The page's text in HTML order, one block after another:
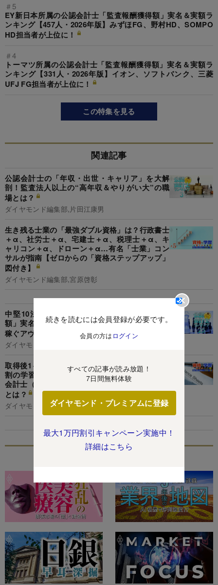
続きを読むには会員登録が必要です。
会員の方は ログイン
すべての記事が読み放題！
7日間無料体験
ダイヤモンド・プレミアムに登録
最大1万円割引キャンペーン実施中！
詳細はこちら
＃5
EY新日本所属の公認会計士「監査報酬獲得額」実名＆実額ラ
ンキング【457人・2026年版】みずほFG、野村HD、SOMPO
HD担当者が上位に！
＃4
トーマツ所属の公認会計士「監査報酬獲得額」実名＆実額ラ
ンキング【331人・2026年版】イオン、ソフトバンク、三菱
UFJ FG担当者が上位に！
この特集を見る
関連記事
公認会計士の「年収・出世・キャリア」を大解
剖！監査法人以上の“高年収＆やりがい大”の職
場とは？
ダイヤモンド編集部,片田江康男
生き残る士業の「最強ダブル資格」は？行政書士
＋α、社労士＋α、宅建士＋α、税理士＋α、キ
ャリコン＋α、ドローン＋α…有名「士業」コン
サルが指南【ゼロからの「資格ステップアップ」
図付き】
ダイヤモンド編集部,宮原啓彰
中堅10法人所属の公認会計士「監査報酬獲得
額」実名＆実額ランキング【192人】準大手より
稼ぐアヴァンティアの3人とは？
ダイヤモンド編集部,片田江康男
取得後1～3年で年収1000万円超！公認会計士の4
割の学習時間で50％超が合格できる「米国公認
会計士（USCPA）」に30～50代が大注目の理由
とは？
ダイヤモンド編集部,大根田康介